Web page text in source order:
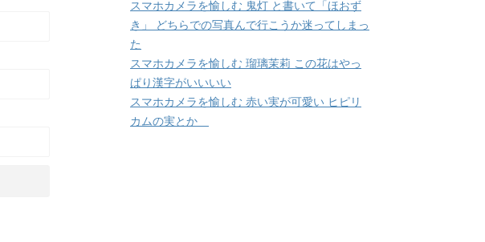
スマホカメラを愉しむ 鬼灯 と書いて「ほおず
き」 どちらでの写真んで行こうか迷ってしまっ
た
スマホカメラを愉しむ 瑠璃茉莉 この花はやっ
ぱり漢字がいいいい
スマホカメラを愉しむ 赤い実が可愛い ヒピリ
カムの実とか